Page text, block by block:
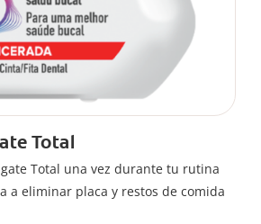
Total
Total una vez durante tu rutina
a eliminar placa y restos de comida